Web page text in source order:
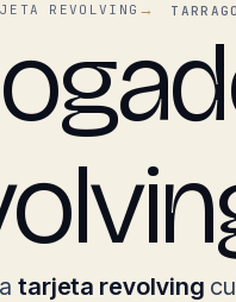
REVOLVING
tarjeta revolving